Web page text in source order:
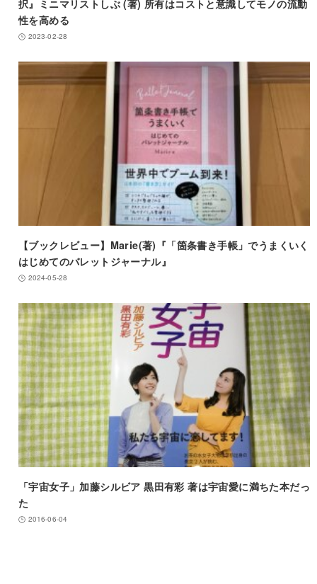
択』ミニマリストしぶ (著) 所有はコストと意識してモノの流動
性を高める
2023-02-28
【ブックレビュー】Marie(著)『「箇条書き手帳」でうまくいく
はじめてのバレットジャーナル』
2024-05-28
「宇宙女子」加藤シルビア 黒田有彩 著は宇宙愛に満ちた本だっ
た
2016-06-04